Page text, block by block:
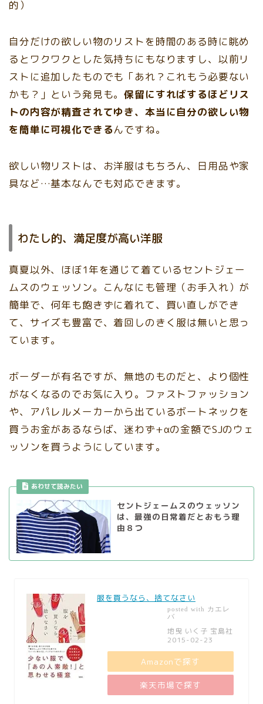
的）
自分だけの欲しい物のリストを時間のある時に眺め
るとワクワクとした気持ちにもなりますし、以前リ
ストに追加したものでも「あれ？これもう必要ない
かも？」という発見も。保留にすればするほどリス
トの内容が精査されてゆき、本当に自分の欲しい物
を簡単に可視化できるんですね。
欲しい物リストは、お洋服はもちろん、日用品や家
具など…基本なんでも対応できます。
わたし的、満足度が高い洋服
真夏以外、ほぼ1年を通じて着ているセントジェー
ムスのウェッソン。こんなにも管理（お手入れ）が
簡単で、何年も飽きずに着れて、買い直しができ
て、サイズも豊富で、着回しのきく服は無いと思っ
ています。
ボーダーが有名ですが、無地のものだと、より個性
がなくなるのでお気に入り。フ ァストファッション
や、アパレルメーカーから出ているボートネックを
買うお金があるならば、迷わず+αの金額でSJのウェ
ッソンを買うようにしています。
あわせて読みたい
セントジェームスのウェッソン
は、最強の日常着だとおもう理
由８つ
服を買うなら、捨てなさい
posted with カエレ
バ
地曳 いく子 宝島社
2015-02-23
Amazonで探す
楽天市場で探す